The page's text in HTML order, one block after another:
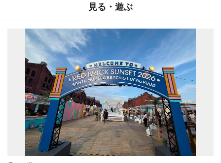
見る・遊ぶ